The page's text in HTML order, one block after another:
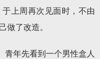
上周再次见面时，不由
做了改造。
青年先看到一个男性盒人